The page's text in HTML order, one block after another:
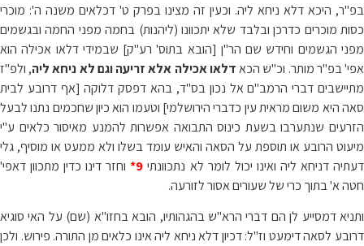
בפ"ר, היכא דלא ניחא ליה. וכעין זה מצינו בפרק ט' דכלאים משנה ה': מוכרי
כסות מוכרים כדרכן ובלבד שלא יתכוונו (ליהנות) בחמה מפני החמה ובגשמים
מפני הגשמים וחידש שם הר"ן [הובא בתוס' רע"ק] שבמידי דלאו אכילה הוא
אפי' בפ"ר מותר. וכ"ש הכאדלאו אכילה אלא זריעה וגם לא ניחא ליה, ולפ"ז
מתיישבים דברי הרמב"ם אל נכון בס"ד, בהא דפסק דלוקה [אף דרובע לבית
סאה היא משום מראית עין כדברי הירושלמי] וטעמו הוא כיון שחכמים נתנו לבעל
הזרעים שנתערבו בשעת כינוס התבואה אפשרות להמנע מאיסור כלאים ע"י
מיעוט הרובע או תוספת על הסאה והאיש עומד בשלו ולא ממעט או מוסיף, גלי
דעתיה דניחא ליה ואינו יכול לומר לא נתכוונתי 9* וחזר דינו כדין מתכוון דאפי'
חטה א' בתוך כרי של שעורים אסור לזורעה.
ותניא דמסייע לן הם דברי הרא"ש בהגהותיו, הובא בחזו"א (שם) על האי סוגיא
דרובע לסאה דימעט וז"ל: דכיון דלא ניחא ליה אינו כלאים מן התורה. פירוש. ולכן